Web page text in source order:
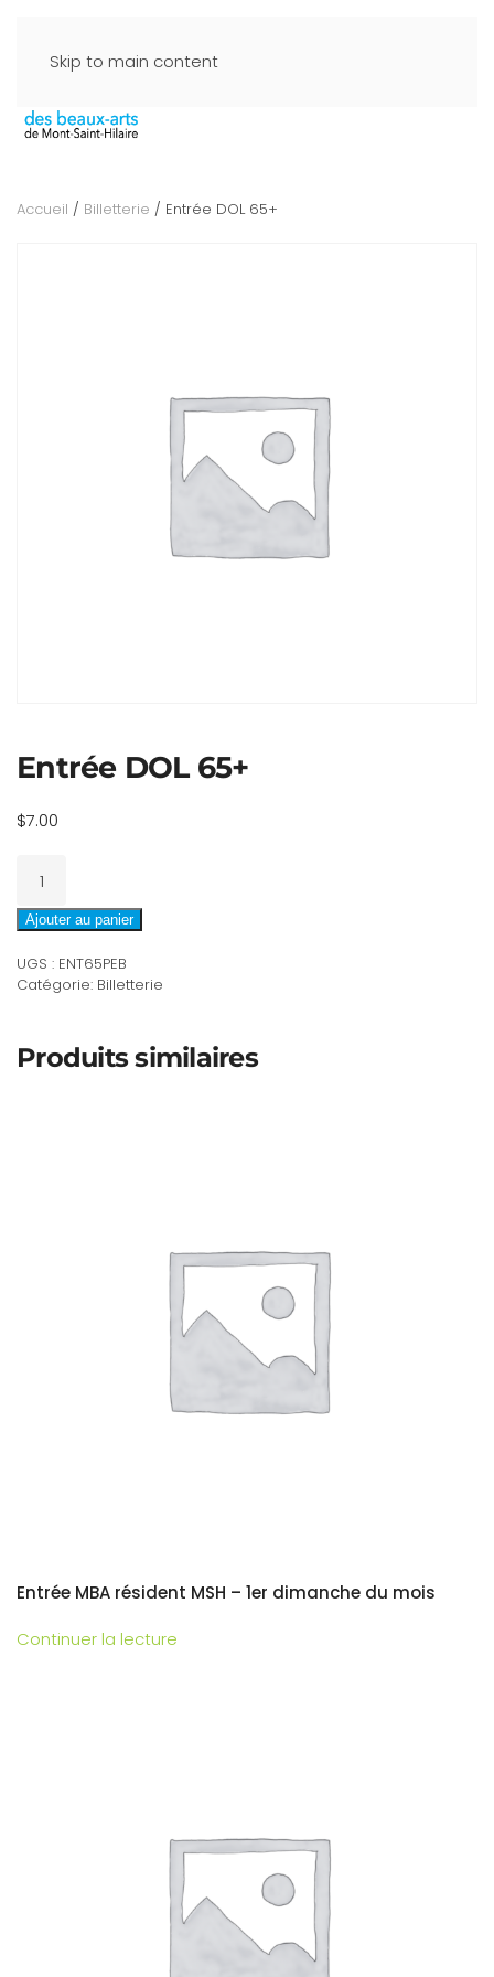
Skip to main content
Accueil / Billetterie / Entrée DOL 65+
Entrée DOL 65+
$7.00
Entrée
65+
Ajouter au panier
UGS : ENT65PEB
Catégorie: Billetterie
Produits similaires
Entrée MBA résident MSH – 1er dimanche du mois
Continuer la lecture